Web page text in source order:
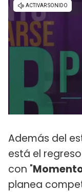
Además del
está el
con "
planea